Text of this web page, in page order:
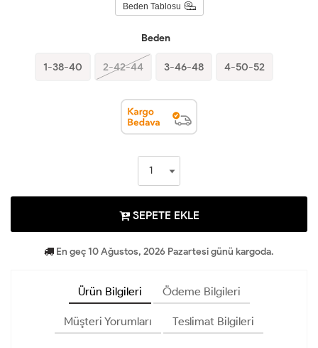
Beden Tablosu
Beden
1-38-40 2-42-44 3-46-48 4-50-52
SEPETE EKLE
En geç 10 Ağustos, 2026 Pazartesi günü kargoda.
Ürün Bilgileri Ödeme Bilgileri
Müşteri Yorumları Teslimat Bilgileri